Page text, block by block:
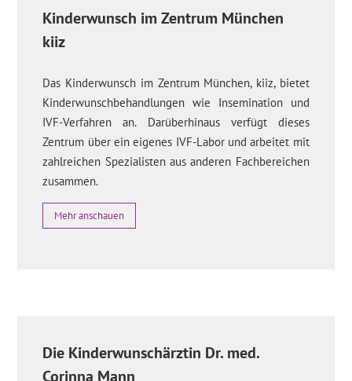
Kinderwunsch im Zentrum München
kiiz
Das Kinderwunsch im Zentrum München, kiiz, bietet
Kinderwunschbehandlungen wie Insemination und
IVF-Verfahren an. Darüberhinaus verfügt dieses
Zentrum über ein eigenes IVF-Labor und arbeitet mit
zahlreichen Spezialisten aus anderen Fachbereichen
zusammen.
Mehr anschauen
Die Kinderwunschärztin Dr. med.
Corinna Mann